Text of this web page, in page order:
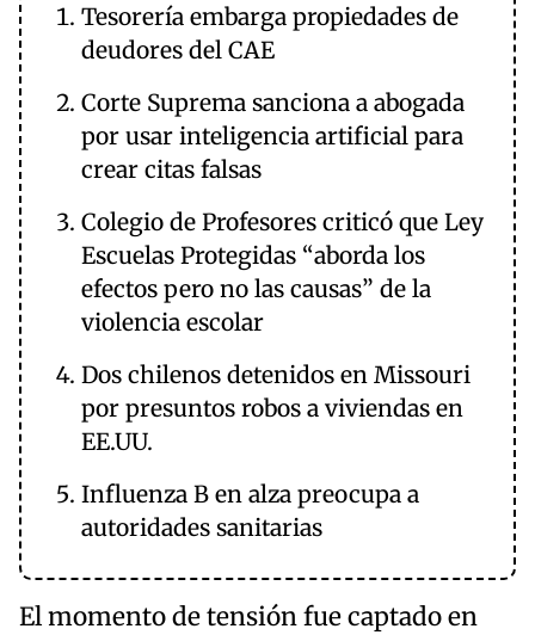
Tesorería embarga propiedades de
deudores del CAE
Corte Suprema sanciona a abogada
por usar inteligencia artificial para
crear citas falsas
Colegio de Profesores criticó que Ley
Escuelas Protegidas “aborda los
efectos pero no las causas” de la
violencia escolar
Dos chilenos detenidos en Missouri
por presuntos robos a viviendas en
EE.UU.
Influenza B en alza preocupa a
autoridades sanitarias
El momento de tensión fue captado en